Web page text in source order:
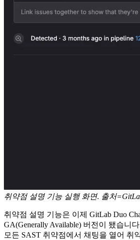
취약점 설명 기능 실행 화면. 출처
취약점 설명 기능은 이제 GitLab Duo
GA(Generally Available) 버전이 됐습니
모든 SAST 취약점에서 채팅을 열어 취